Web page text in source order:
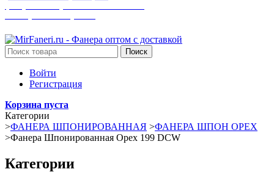
Поиск
Войти
Регистрация
Корзина пуста
Категории
>ФАНЕРА ШПОНИРОВАННАЯ >ФАНЕРА ШПОН ОРЕХ
>Фанера Шпонированная Орех 199 DCW
Категории